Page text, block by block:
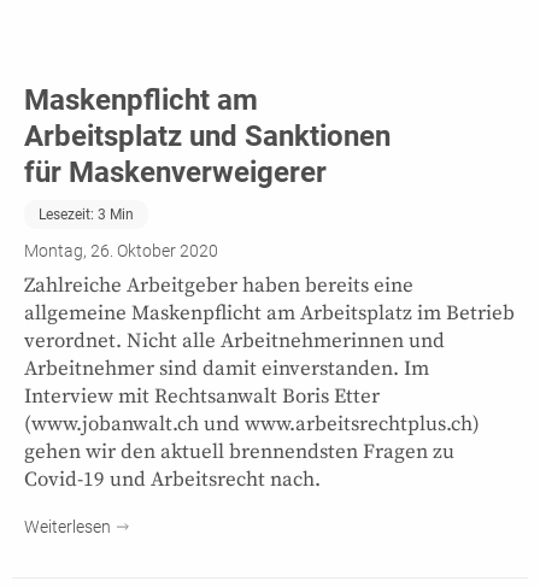
Maskenpflicht am
Arbeitsplatz und Sanktionen
für Maskenverweigerer
Lesezeit: 3 Min
Montag, 26. Oktober 2020
Zahlreiche Arbeitgeber haben bereits eine
allgemeine Maskenpflicht am Arbeitsplatz im Betrieb
verordnet. Nicht alle Arbeitnehmerinnen und
Arbeitnehmer sind damit einverstanden. Im
Interview mit Rechtsanwalt Boris Etter
(www.jobanwalt.ch und www.arbeitsrechtplus.ch)
gehen wir den aktuell brennendsten Fragen zu
Covid-19 und Arbeitsrecht nach.
Weiterlesen